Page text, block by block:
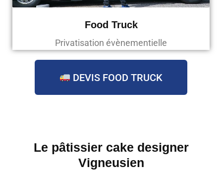
Food Truck
Privatisation évènementielle
DEVIS FOOD TRUCK
Le pâtissier cake designer
Vigneusien